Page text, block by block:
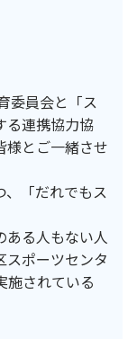
委員会と「ス
る連携協力協
様とご一緒させ
「だれでもス
ある人もない人
スポーツセンタ
施されている